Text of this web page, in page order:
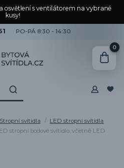
osvětlení s ventilátorem na vybrané
kusy!
PO-PÁ 8:30 - 14:30
0
Stropní svítidla
LED stropní svítidla
stropní bodové svítidlo, včetně LED